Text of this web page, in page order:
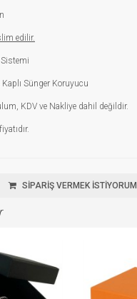
edilir.
Sünger Koruyucu
KDV ve Nakliye dahil değildir.
SİPARİŞ VERMEK İSTİYORUM